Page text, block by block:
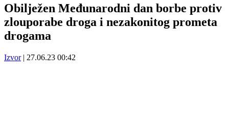
Obilježen Međunarodni dan borbe protiv
zlouporabe droga i nezakonitog prometa
drogama
Izvor | 27.06.23 00:42